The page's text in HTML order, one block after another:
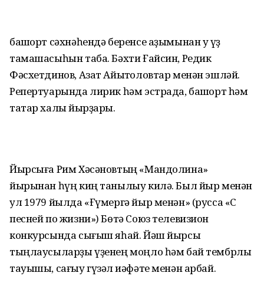
башҡорт сәхнәһендә беренсе аҙымынан уҡ үҙ
тамашасыһын таба. Бәхти Ғайсин, Редик
Фәсхетдинов, Азат Айытҡоловтар менән эшләй.
Репертуарында лирик һәм эстрада, башҡорт һәм
татар халыҡ йырҙары.
Йырсыға Рим Хәсәновтың «Мандолина»
йырынан һүң киң танылыу килә. Был йыр менән
ул 1979 йылда «Ғүмергә йыр менән» (русса «С
песней по жизни») Бөтә Союз телевизион
конкурсында сығыш яһай. Йәш йырсы
тыңлаусыларҙы үҙенең моңло һәм бай тембрлы
тауышы, сағыу гүзәл ҡиәфәте менән арбай.